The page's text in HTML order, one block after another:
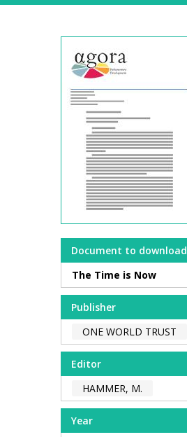
Document to download
The Time is Now
Publisher
ONE WORLD TRUST
Editor
HAMMER, M.
Year